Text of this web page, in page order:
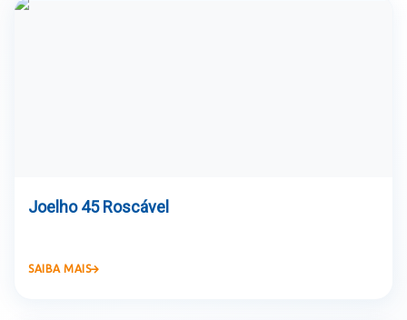
Joelho 45 Roscável
SAIBA MAIS